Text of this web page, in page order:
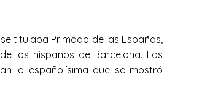
titulaba Primado de las Españas,
los hispanos de Barcelona. Los
lo españolísima que se mostró